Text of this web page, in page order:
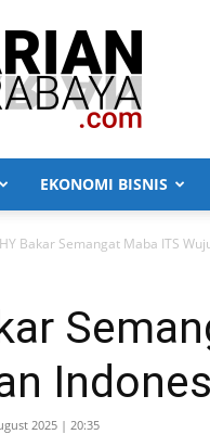
Harian
Surabaya
EKONOMI BISNIS
Bakar Semangat Maba ITS
2025 | 20:35